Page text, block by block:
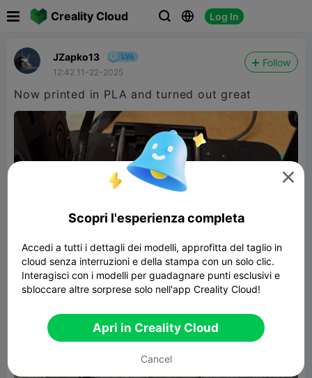
Creality Cloud   Log In
JZapko13
12:42 11-22-2025
Follow
Now printed in PLA and turned out great

Scopri l'esperienza completa
Accedi a tutti i dettagli dei modelli, approfitta del taglio in
cloud senza interruzioni e della stampa con un solo clic.
Interagisci con i modelli per guadagnare punti esclusivi e
sbloccare altre sorprese solo nell'app Creality Cloud!
Apri in Creality Cloud
Cancel